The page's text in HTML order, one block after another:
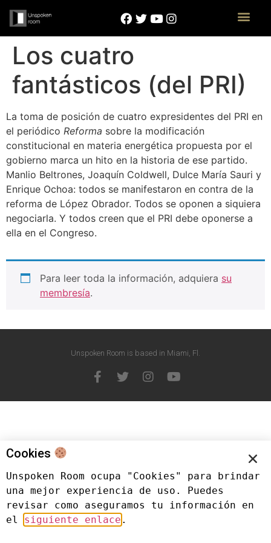
Los cuatro
fantásticos (del PRI)
La toma de posición de cuatro expresidentes del PRI en
el periódico Reforma sobre la modificación
constitucional en materia energética propuesta por el
gobierno marca un hito en la historia de ese partido.
Manlio Beltrones, Joaquín Coldwell, Dulce María Sauri y
Enrique Ochoa: todos se manifestaron en contra de la
reforma de López Obrador. Todos se oponen a siquiera
negociarla. Y todos creen que el PRI debe oponerse a
ella en el Congreso.
Para leer toda la información, adquiera su
membresía.
Unspoken Room is based in Miami, Fl.
Cookies
Unspoken Room ocupa "Cookies" para brindar
una mejor experiencia de uso. Puedes
revisar como aseguramos tu información en
el siguiente enlace .